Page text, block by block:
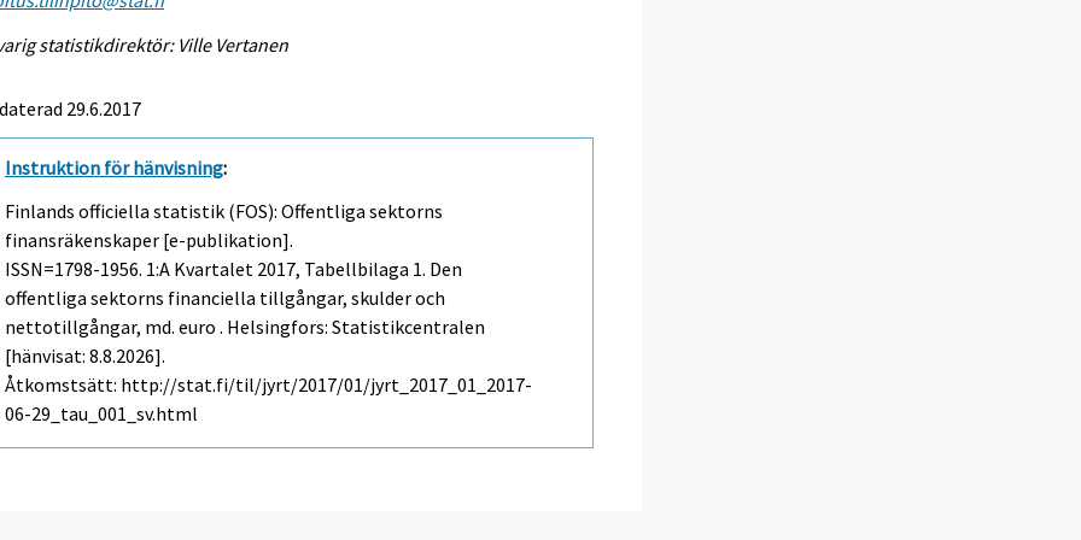
statistikdirektör: Ville Vertanen
29.6.2017
Instruktion för hänvisning:
Finlands officiella statistik (FOS): Offentliga sektorns
finansräkenskaper [e-publikation].
ISSN=1798-1956. 1:a Kvartalet 2017, Tabellbilaga 1. Den
offentliga sektorns financiella tillgångar, skulder och
nettotillgångar, md. euro . Helsingfors: Statistikcentralen
[hänvisat: 8.8.2026].
Åtkomstsätt: http://stat.fi/til/jyrt/2017/01/jyrt_2017_01_2017-
06-29_tau_001_sv.html